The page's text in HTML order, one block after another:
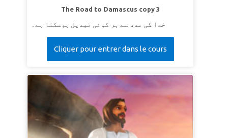
ایسا کرنا مشکل ہی کیوں نہ ہو۔
کوئی نقصان نہ پہنچا!'' ''کیونکہ اب میں جان گیا کہ تو
LESSON 3: GOD PROVIDES
خدا مجھ سے پیارکرتا ہے اور اس نے خود
کو میری خاطر پیش کردیا۔
"کیونکہ خدا نے دنیا سے اتنا پیار کیا کہ اس نے
اپنا اکلوتا بیٹا عطا کیا ، تاکہ جو بھی اس پر ایمان لائے وہ
The Road to Damascus copy 3
خدا کی مدد سے ہر کوئی تبدیل ہوسکتا ہے۔
Cliquer pour entrer dans le cours